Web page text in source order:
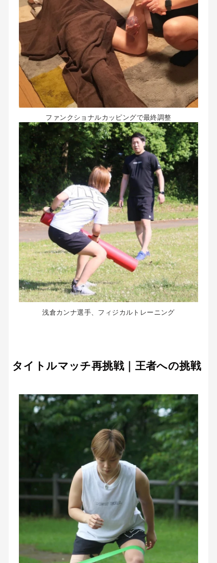
ファンクショナルカッピングで最終調整
浅倉カンナ選手、フィジカルトレーニング
タイトルマッチ再挑戦｜王者への挑戦